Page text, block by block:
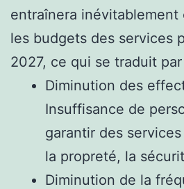
entraînera inévitablement
les budgets des services
2027, ce qui se traduit par
Diminution des
Insuffisance de
garantir des
la propreté, la
Diminution de la